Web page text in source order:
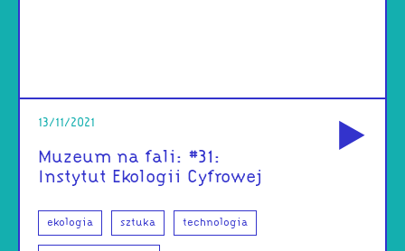
13/11/2021
Muzeum na fali: #31:
Instytut Ekologii Cyfrowej
ekologia sztuka technologia